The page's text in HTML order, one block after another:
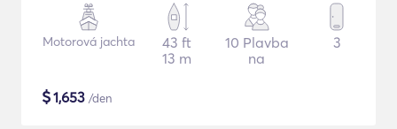
Motorová jachta
43 ft
13 m
10 Plavba
na
3
$1,653 /den